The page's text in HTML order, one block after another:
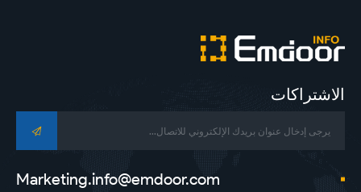
الاشتراكات
Marketing.info@emdoor.com